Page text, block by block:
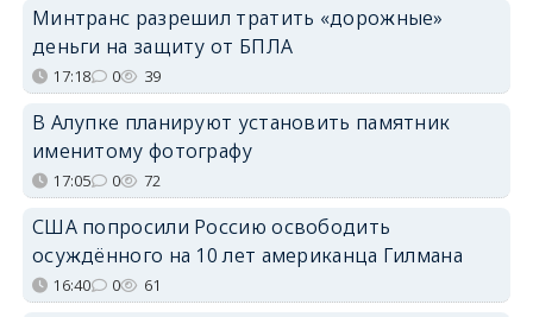
Минтранс разрешил тратить «дорожные»
деньги на защиту от БПЛА
17:18 0 39
В Алупке планируют установить памятник
именитому фотографу
17:05 0 72
США попросили Россию освободить
осуждённого на 10 лет американца Гилмана
16:40 0 61